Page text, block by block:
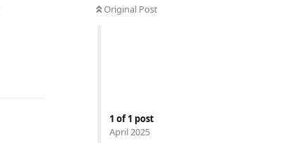
Original Post
1 of1 post
April 2025